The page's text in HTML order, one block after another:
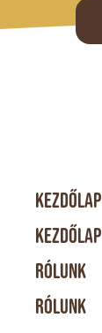
KEZDŐLAP
KEZDŐLAP
RÓLUNK
RÓLUNK